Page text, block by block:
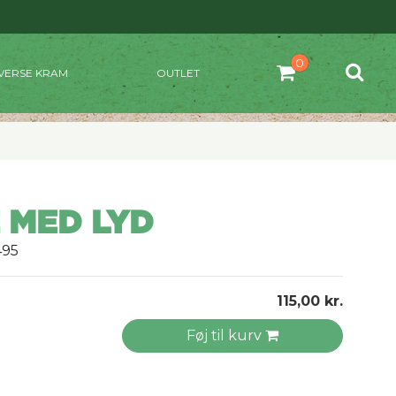
KRAM OUTLET
LYD
115,00 kr.
Føj til kurv